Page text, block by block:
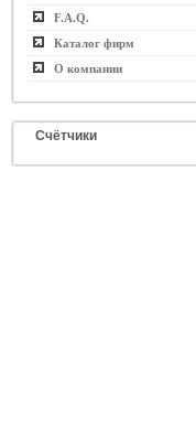
F.A.Q.
Каталог фирм
О компании
Счётчики